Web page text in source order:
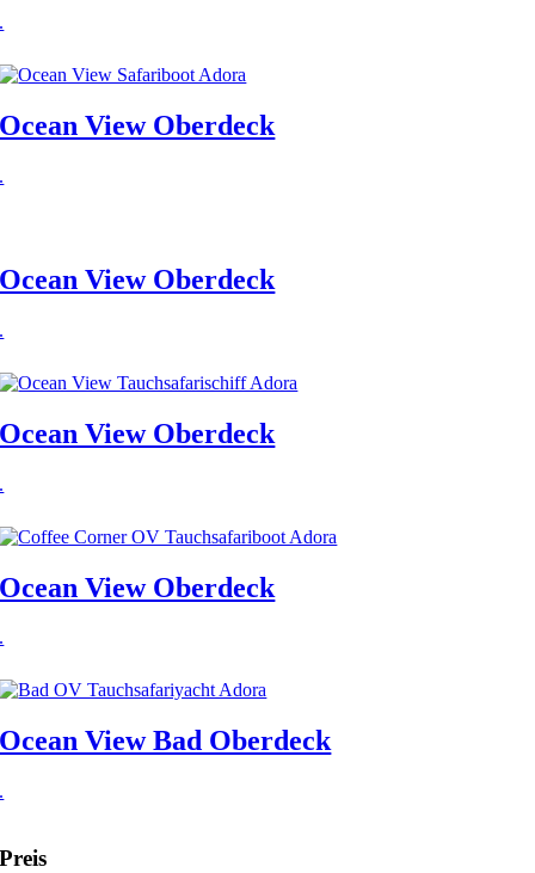
.
Ocean View Oberdeck
.
Ocean View Oberdeck
.
Ocean View Oberdeck
.
Ocean View Oberdeck
.
Ocean View Bad Oberdeck
.
Preis